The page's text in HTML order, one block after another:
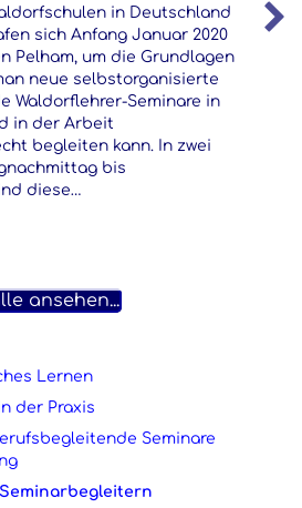
in Deutschland
sich Anfang Januar 2020
Pelham, um die Grundlagen
neue selbstorganisierte
Waldorflehrer-Seminare in
in der Arbeit
begleiten kann. In zwei
bis
diese…
zum Seminarbegleiter
ansehen...
Lernen
der Praxis
Seminare